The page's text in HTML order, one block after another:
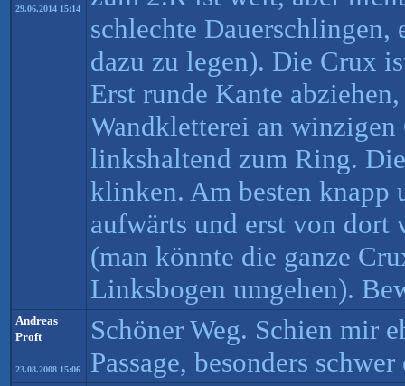
29.06.2014 15:14
schlechte Dauerschlingen,
dazu zu legen). Die Crux
Erst runde Kante
Wandkletterei an
linkshaltend zum Ring.
klinken. Am besten knapp
aufwärts und erst von
(man könnte die ganze
Linksbogen umgehen).
Andreas
Proft
23.08.2008 15:06
Schöner Weg. Schien mir
Passage, besonders